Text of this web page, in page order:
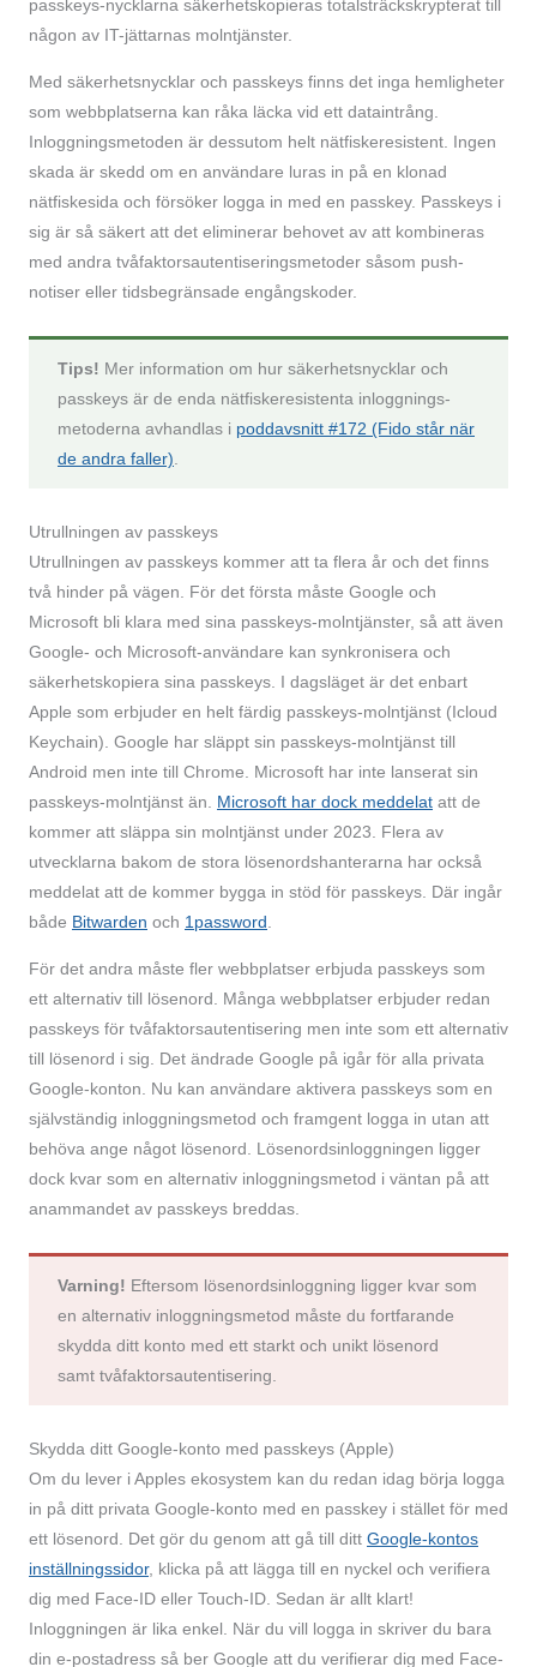
passkeys-nycklarna säkerhetskopieras totalsträcks­krypterat till
någon av IT-jättarnas molntjänster.
Med säkerhets­nycklar och passkeys finns det inga hemligheter
som webbplatserna kan råka läcka vid ett dataintrång.
Inloggningsmetoden är dessutom helt nätfiske­resistent. Ingen
skada är skedd om en användare luras in på en klonad
nätfiskesida och försöker logga in med en passkey. Passkeys i
sig är så säkert att det eliminerar behovet av att kombineras
med andra tvåfaktors­autentiserings­metoder såsom push-
notiser eller tidsbegränsade engångskoder.
Tips! Mer information om hur säkerhets­nycklar och
passkeys är de enda nätfiske­resistenta inloggnings­
metoderna avhandlas i poddavsnitt #172 (Fido står när
de andra faller)
Utrullningen av passkeys
Utrullningen av passkeys kommer att ta flera år och det finns
två hinder på vägen. För det första måste Google och
Microsoft bli klara med sina passkeys-molntjänster, så att även
Google- och Microsoft-användare kan synkronisera och
säkerhetskopiera sina passkeys. I dagsläget är det enbart
Apple som erbjuder en helt färdig passkeys-molntjänst (Icloud
Keychain). Google har släppt sin passkeys-molntjänst till
Android men inte till Chrome. Microsoft har inte lanserat sin
passkeys-molntjänst än. Microsoft har dock meddelat att de
kommer att släppa sin molntjänst under 2023. Flera av
utvecklarna bakom de stora lösenords­hanterarna har också
meddelat att de kommer bygga in stöd för passkeys. Där ingår
både Bitwarden och 1password
För det andra måste fler webbplatser erbjuda passkeys som
ett alternativ till lösenord. Många webbplatser erbjuder redan
passkeys för tvåfaktors­autentisering men inte som ett alternativ
till lösenord i sig. Det ändrade Google på igår för alla privata
Google-konton. Nu kan användare aktivera passkeys som en
självständig inloggnings­metod och framgent logga in utan att
behöva ange något lösenord. Lösenords­inloggningen ligger
dock kvar som en alternativ inloggningsmetod i väntan på att
anammandet av passkeys breddas.
Varning! Eftersom lösenords­inloggning ligger kvar som
en alternativ inloggnings­metod måste du fortfarande
skydda ditt konto med ett starkt och unikt lösenord
samt tvåfaktors­autentisering.
Skydda ditt Google-konto med passkeys (Apple)
Om du lever i Apples ekosystem kan du redan idag börja logga
in på ditt privata Google-konto med en passkey i stället för med
ett lösenord. Det gör du genom att gå till ditt Google-kontos
inställningssidor, klicka på att lägga till en nyckel och verifiera
dig med Face-ID eller Touch-ID. Sedan är allt klart!
Inloggningen är lika enkel. När du vill logga in skriver du bara
din e-postadress så ber Google att du verifierar dig med Face-